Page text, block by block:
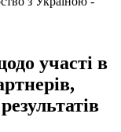
участі в